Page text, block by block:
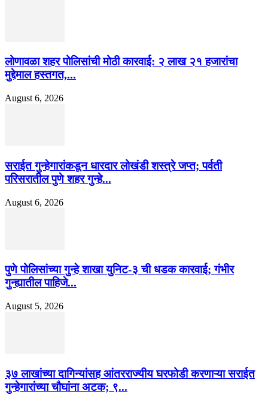
लोणावळा शहर पोलिसांची मोठी कारवाई: २ लाख २१ हजारांचा
मुद्देमाल हस्तगत,...
August 6, 2026
सराईत गुन्हेगारांकडून धारदार लोखंडी शस्त्रे जप्त; पर्वती
परिसरातील पुणे शहर गुन्हे...
August 6, 2026
पुणे पोलिसांच्या गुन्हे शाखा युनिट-३ ची धडक कारवाई; गंभीर
गुन्ह्यातील पाहिजे...
August 5, 2026
३७ लाखांच्या दागिन्यांसह आंतरराज्यीय घरफोडी करणाऱ्या सराईत
गुन्हेगारांच्या चौघांना अटक; ९...